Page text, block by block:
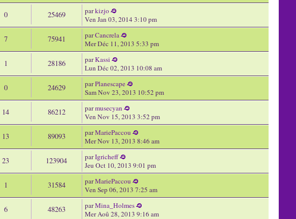
0 25469 parkizjo
Ven Jan 03, 2014 3:10 pm
7 75941 parCancrela
Mer Déc 11, 2013 5:33 pm
1 28186 parKassi
Lun Déc 02, 2013 10:08 am
0 24629 parPlanescape
Sam Nov 23, 2013 10:52 pm
14 86212 parmusecyan
Ven Nov 15, 2013 3:52 pm
13 89093 parMariePaccou
Mer Nov 13, 2013 8:46 am
23 123904 parIgricheff
Jeu Oct 10, 2013 9:01 pm
1 31584 parMariePaccou
Ven Sep 06, 2013 7:25 am
6 48263 parMina_Holmes
Mer Aoû 28, 2013 9:16 am